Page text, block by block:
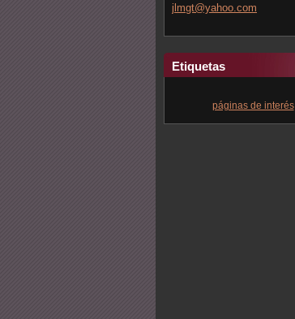
jlmgt@yahoo.com
Etiquetas
páginas de interés